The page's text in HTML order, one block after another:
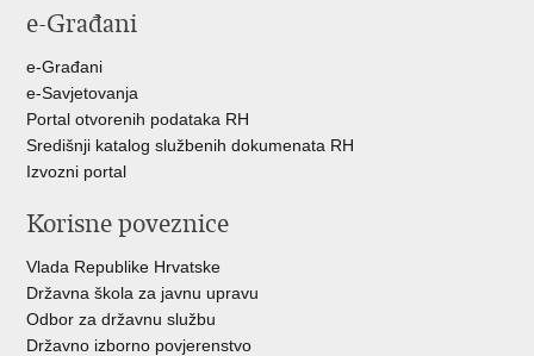
e-Građani
e-Građani
e-Savjetovanja
Portal otvorenih podataka RH
Središnji katalog službenih dokumenata RH
Izvozni portal
Korisne poveznice
Vlada Republike Hrvatske
Državna škola za javnu upravu
Odbor za državnu službu
Državno izborno povjerenstvo